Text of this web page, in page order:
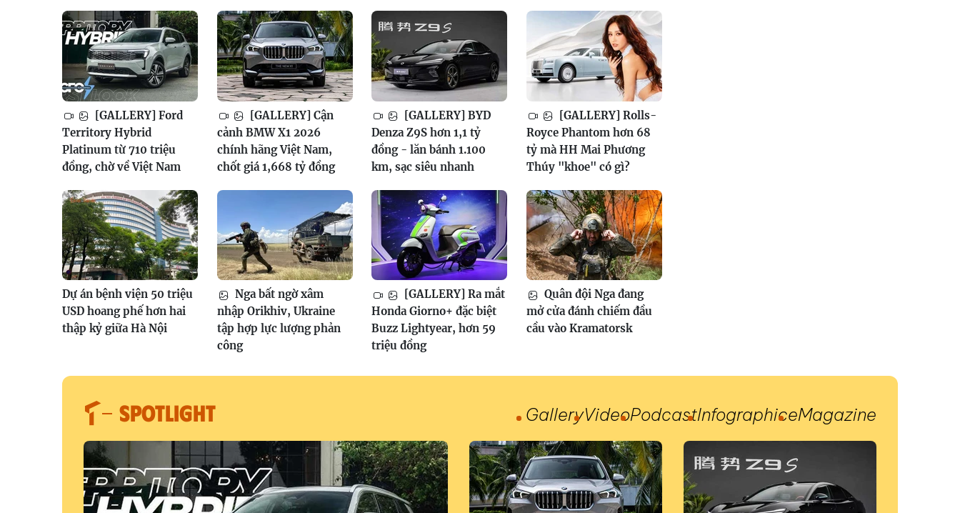
[GALLERY] Ford
Territory Hybrid
Platinum từ 710 triệu
đồng, chờ về Việt Nam
[GALLERY] Cận
cảnh BMW X1 2026
chính hãng Việt Nam,
chốt giá 1,668 tỷ đồng
[GALLERY] BYD
Denza Z9S hơn 1,1 tỷ
đồng - lăn bánh 1.100
km, sạc siêu nhanh
[GALLERY] Rolls-
Royce Phantom hơn 68
tỷ mà HH Mai Phương
Thúy "khoe" có gì?
Dự án bệnh viện 50 triệu
USD hoang phế hơn hai
thập kỷ giữa Hà Nội
Nga bất ngờ xâm
nhập Orikhiv, Ukraine
tập hợp lực lượng phản
công
[GALLERY] Ra mắt
Honda Giorno+ đặc biệt
Buzz Lightyear, hơn 59
triệu đồng
Quân đội Nga đang
mở cửa đánh chiếm đầu
cầu vào Kramatorsk
SPOTLIGHT GalleryVideoPodcastInfographiceMagazine